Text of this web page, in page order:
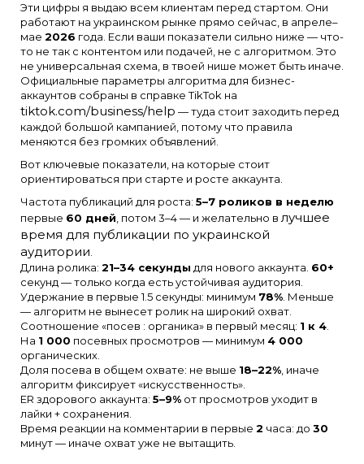
Эти цифры я выдаю всем клиентам перед стартом. Они
работают на украинском рынке прямо сейчас, в апреле–
мае 2026 года. Если ваши показатели сильно ниже — что-
то не так с контентом или подачей, не с алгоритмом. Это
не универсальная схема, в твоей нише может быть иначе.
Официальные параметры алгоритма для бизнес-
аккаунтов собраны в справке TikTok на
tiktok.com/business/help — туда стоит заходить перед
каждой большой кампанией, потому что правила
меняются без громких объявлений.
Вот ключевые показатели, на которые стоит
ориентироваться при старте и росте аккаунта.
Частота публикаций для роста: 5–7 роликов в неделю
первые 60 дней , потом 3–4 — и желательно в лучшее
время для публикации по украинской
аудитории
Длина ролика: 21–34 секунды для нового аккаунта. 60+
секунд — только когда есть устойчивая аудитория.
Удержание в первые 1.5 секунды: минимум 78% . Меньше
— алгоритм не вынесет ролик на широкий охват.
Соотношение «посев : органика» в первый месяц: 1 к 4
На 1 000 посевных просмотров — минимум 4 000
органических.
Доля посева в общем охвате: не выше 18–22% , иначе
алгоритм фиксирует «искусственность».
ER здорового аккаунта: 5–9% от просмотров уходит в
лайки + сохранения.
Время реакции на комментарии в первые 2 часа: до 30
минут — иначе охват уже не вытащить.